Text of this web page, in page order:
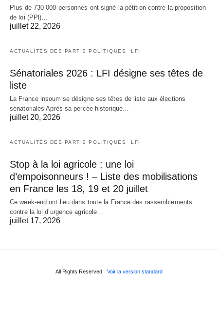
Plus de 730 000 personnes ont signé la pétition contre la proposition
de loi (PPl)…
juillet 22, 2026
ACTUALITÉS DES PARTIS POLITIQUES LFI
Sénatoriales 2026 : LFI désigne ses têtes de
liste
La France insoumise désigne ses têtes de liste aux élections
sénatoriales Après sa percée historique…
juillet 20, 2026
ACTUALITÉS DES PARTIS POLITIQUES LFI
Stop à la loi agricole : une loi
d’empoisonneurs ! – Liste des mobilisations
en France les 18, 19 et 20 juillet
Ce week-end ont lieu dans toute la France des rassemblements
contre la loi d’urgence agricole…
juillet 17, 2026
All Rights Reserved Voir la version standard